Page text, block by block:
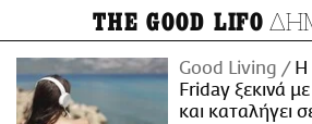
THE GOOD LIFO
Good Living
Η
Friday ξεκινά
και καταλήγει